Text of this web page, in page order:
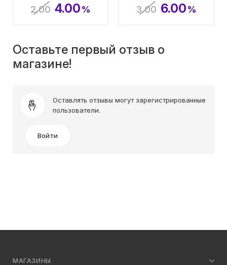
2.00 4.00% 3.00 6.00%
Оставьте первый отзыв о
магазине!
Оставлять отзывы могут зарегистрированные
пользователи.
Войти
МАГАЗИНЫ